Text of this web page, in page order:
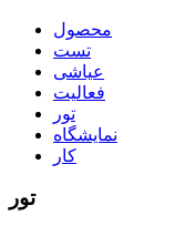
محصول
تست
عیاشی
فعالیت
تور
نمایشگاه
کار
تور